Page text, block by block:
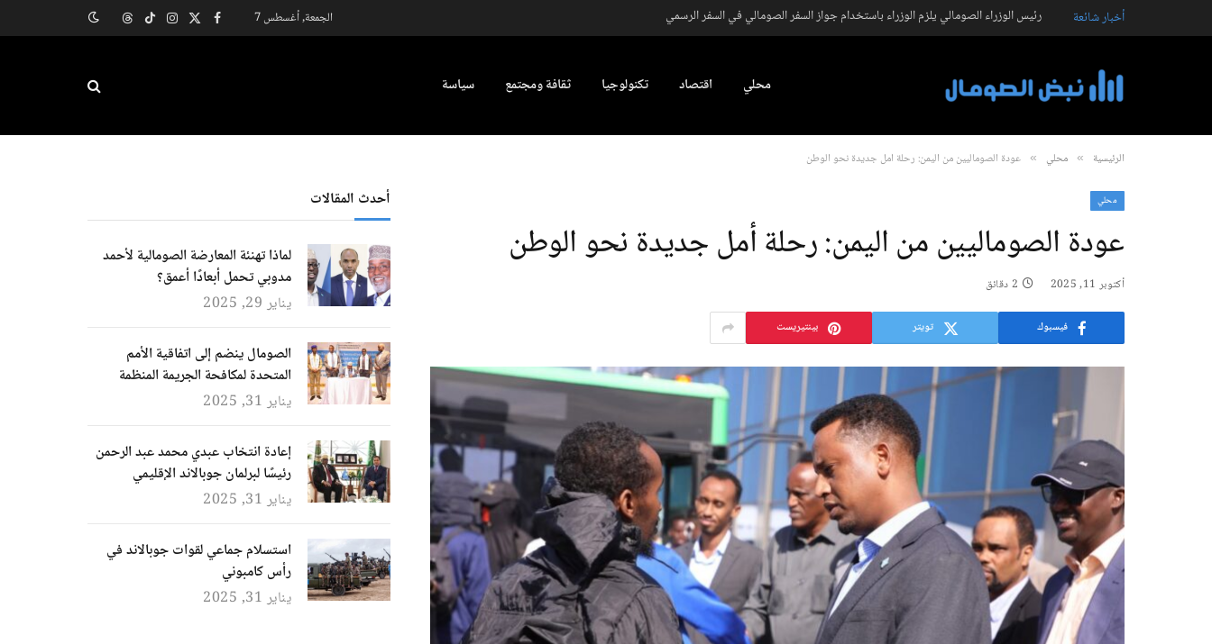
أخبار شائعة رئيس الوزراء الصومالي يلزم الوزراء باستخدام جواز السفر الصومالي في السفر الرسمي الجمعة, أغسطس 7 فيسبوك
X
الانستغرام
تيكتوكThreads
محلي اقتصاد تكنولوجيا ثقافة ومجتمع سياسة
الرئيسية » محلي » عودة الصوماليين من اليمن: رحلة أمل جديدة نحو الوطن
محلي
عودة الصوماليين من اليمن: رحلة أمل جديدة نحو الوطن
أكتوبر 11, 2025 2 دقائق
فيسبوك تويتر بينتيريست
أحدث المقالات
لماذا تهنئة المعارضة الصومالية لأحمد
مدوبي تحمل أبعادًا أعمق؟
يناير 29, 2025
الصومال ينضم إلى اتفاقية الأمم
المتحدة لمكافحة الجريمة المنظمة
يناير 31, 2025
إعادة انتخاب عبدي محمد عبد الرحمن
رئيسًا لبرلمان جوبالاند الإقليمي
يناير 31, 2025
استسلام جماعي لقوات جوبالاند في
رأس كامبوني
يناير 31, 2025